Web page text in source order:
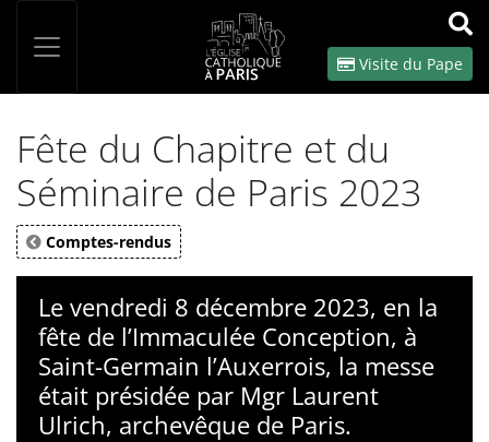
OK
Visite du Pape
Fête du Chapitre et du
Séminaire de Paris 2023
Comptes-rendus
Le vendredi 8 décembre 2023, en la
fête de l’Immaculée Conception, à
Saint-Germain l’Auxerrois, la messe
était présidée par Mgr Laurent
Ulrich, archevêque de Paris.
Panneau de gestion des cookies